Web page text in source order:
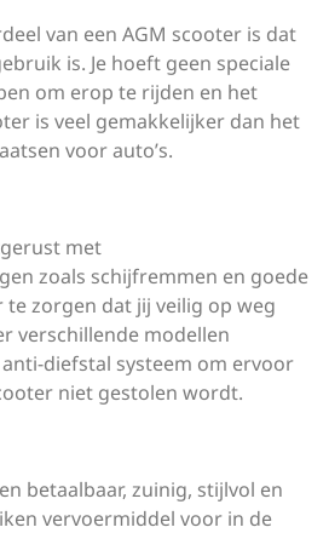
van een AGM scooter is dat
is. Je hoeft geen speciale
om erop te rijden en het
is veel gemakkelijker dan het
voor auto’s.
met
zoals schijfremmen en goede
zorgen dat jij veilig op weg
verschillende modellen
diefstal systeem om ervoor
niet gestolen wordt.
betaalbaar, zuinig, stijlvol en
vervoermiddel voor in de